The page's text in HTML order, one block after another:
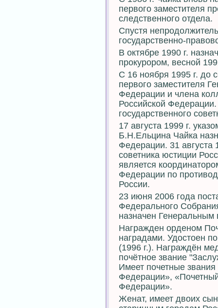
первого заместителя
следственного отдела.
Спустя
государственно-
В октябре 1990 г.
прокурором, весной
С 16 ноября 1995 г. до
первого заместителя
Федерации и члена
Российской
государственного
17 августа 1999 г.
Б.Н.Ельцина Чайка
Федерации. 31 августа
советника юстиции
является
Федерации по
России.
23 июня 2006 года
Федерального
назначен Генеральным
Награжден орденом
наградами. Удостоен
(1996 г.). Награждён
почётное звание
Имеет почетные
Федерации»,
Федерации».
Женат, имеет двоих